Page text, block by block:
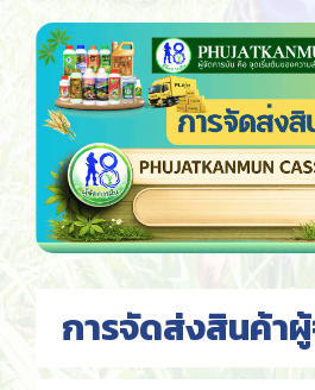
การจัดส่งสินค้า